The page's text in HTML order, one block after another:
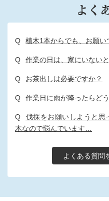
よく
植⽊1本からでも、お願い
作業の⽇は、家にいない
お茶出しは必要ですか？
作業⽇に⾬が降ったらど
伐採をお願いしようと思
⽊なので悩んでいます…
よくある質問